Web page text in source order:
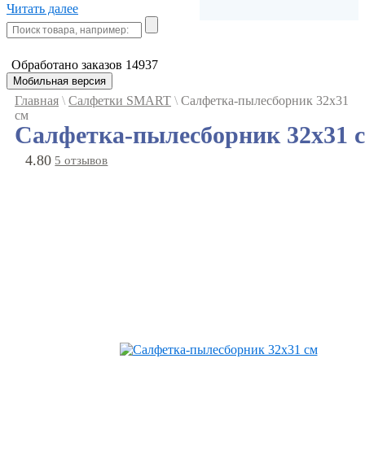
Читать далее
Обработано заказов 14937
Мобильная версия
Главная \ Салфетки SMART \ Салфетка-пылесборник 32х31
см
Салфетка-пылесборник 32х31
4.80 5 отзывов